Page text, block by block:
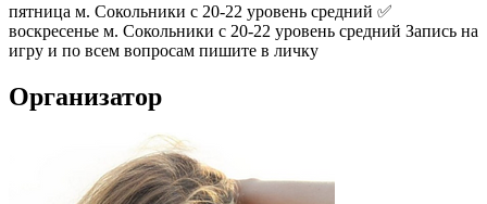
пятница м. Сокольники с 20-22 уровень средний ✅️
воскресенье м. Сокольники с 20-22 уровень средний Запись на
игру и по всем вопросам пишите в личку
Организатор